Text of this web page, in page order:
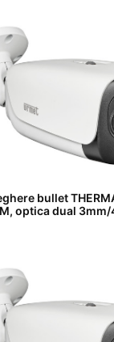
bullet
optica dual 3mm/